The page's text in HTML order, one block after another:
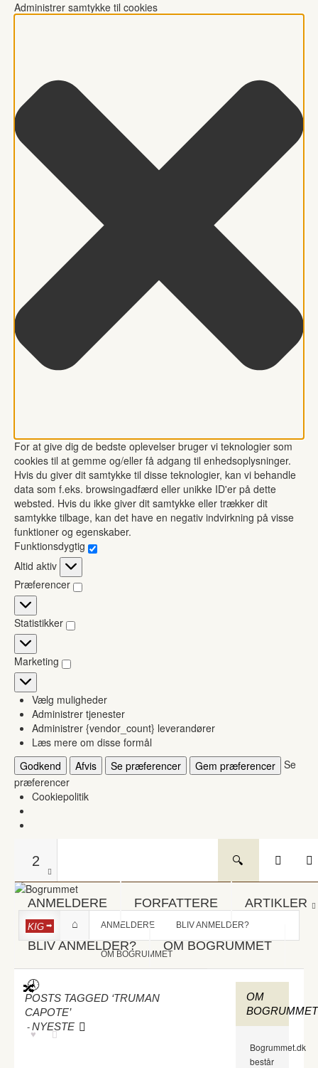
Administrer samtykke til cookies
For at give dig de bedste oplevelser bruger vi teknologier som
cookies til at gemme og/eller få adgang til enhedsoplysninger.
Hvis du giver dit samtykke til disse teknologier, kan vi behandle
data som f.eks. browsingadfærd eller unikke ID'er på dette
websted. Hvis du ikke giver dit samtykke eller trækker dit
samtykke tilbage, kan det have en negativ indvirkning på visse
funktioner og egenskaber.
Funktionsdygtig
Funktionsdygtig
Altid aktiv
Præferencer
Præferencer
Statistikker
Statistikker
Marketing
Marketing
Vælg muligheder
Administrer tjenester
Administrer {vendor_count} leverandører
Læs mere om disse formål
Godkend
Afvis Se præferencer Gem præferencer Se
præferencer
Cookiepolitik
2
ANMELDERE FORFATTERE ARTIKLER
BLIV ANMELDER? OM BOGRUMMET
KIG ANMELDERE BLIV ANMELDER?
OM BOGRUMMET
POSTS TAGGED ‘TRUMAN
CAPOTE’
-NYESTE
OM
BOGRUMMET
Bogrummet.dk
består